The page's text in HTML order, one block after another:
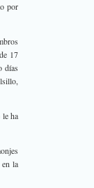
por
17
días
ha
la